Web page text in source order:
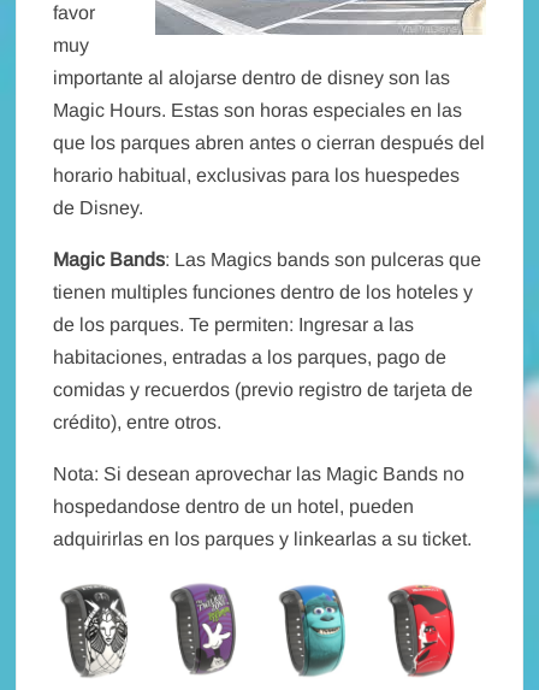
favor
muy
importante al alojarse dentro de disney son las
Magic Hours. Estas son horas especiales en las
que los parques abren antes o cierran después del
horario habitual, exclusivas para los huespedes
de Disney.
Magic Bands: Las Magics bands son pulceras que
tienen multiples funciones dentro de los hoteles y
de los parques. Te permiten: Ingresar a las
habitaciones, entradas a los parques, pago de
comidas y recuerdos (previo registro de tarjeta de
crédito), entre otros.
Nota: Si desean aprovechar las Magic Bands no
hospedandose dentro de un hotel, pueden
adquirirlas en los parques y linkearlas a su ticket.